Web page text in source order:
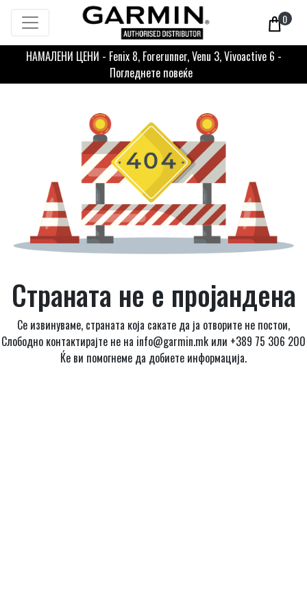
0
НАМАЛЕНИ ЦЕНИ - Fenix 8, Forerunner, Venu 3, Vivoactive 6 -
Погледнете повеќе
Страната не е пројандена
Се извинуваме, страната која сакате да ја отворите не постои,
Слободно контактирајте не на info@garmin.mk или +389 75 306 200
Ќе ви помогнеме да добиете информација.